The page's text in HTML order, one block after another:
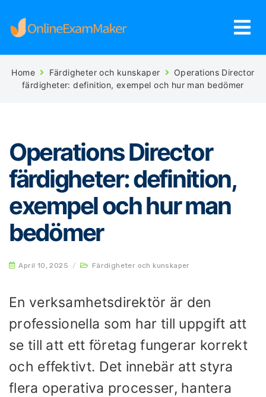
Home Färdigheter och kunskaper
Operations Director
färdigheter: definition, exempel och hur man bedömer
Operations Director
färdigheter: definition,
exempel och hur man
bedömer
April 10, 2025 / Färdigheter och kunskaper
En verksamhetsdirektör är den
professionella som har till uppgift att
se till att ett företag fungerar korrekt
och effektivt. Det innebär att styra
flera operativa processer, hantera